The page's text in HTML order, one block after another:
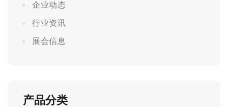
企业动态
行业资讯
展会信息
产品分类